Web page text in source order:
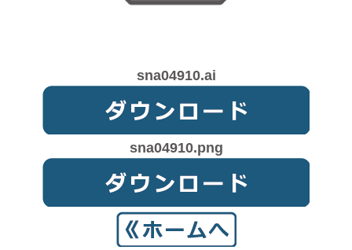
sna04910.ai
sna04910.png